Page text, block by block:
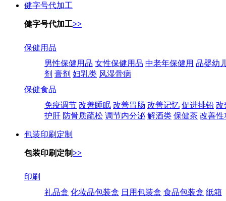
健字号代加工
健字号代加工>>
保健用品
男性保健用品 女性保健用品 中老年保健用 品婴幼
剂 膏剂 妇乳类 风湿骨病
保健食品
免疫调节 改善睡眠 改善胃肠 改善记忆 促进排铅 改
护肝 防骨质疏松 调节内分泌 解酒类 保健茶 改善性
包装印刷定制
包装印刷定制>>
印刷
礼品盒 化妆品包装盒 日用包装盒 食品包装盒 纸箱